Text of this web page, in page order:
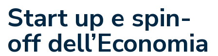
Start up e spin-
off dell’Economia